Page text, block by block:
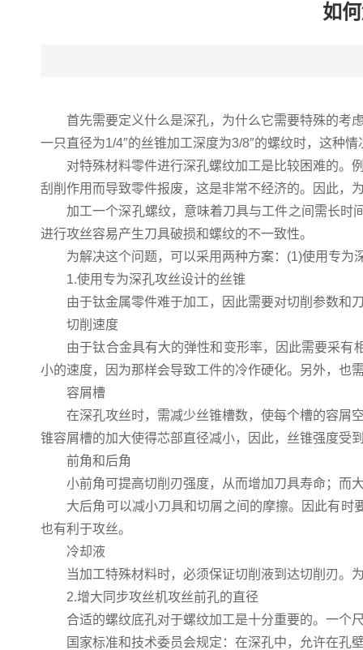
如
首先需要定义什么是深孔，为什么它需要特殊的考虑
一只直径为1/4″的丝锥加工深度为3/8″的螺纹时，这种
对特殊材料零件进行深孔螺纹加工是比较困难的。例
刮削作用而导致零件报废，这是非常不经济的。因此，
加工一个深孔螺纹，意味着刀具与工件之间需长时间
进行攻丝容易产生刀具破损和螺纹的不一致性。
为解决这个问题，可以采用两种方案：(1)使用专为
1.使用专为深孔攻丝设计的丝锥
由于钛金属零件难于加工，因此需要对切削参数和
切削速度
由于钛合金具有大的弹性和变形率，因此需要采有
小的速度，因为那样会导致工件的冷作硬化。另外，也
容屑槽
在深孔攻丝时，需减少丝锥槽数，使每个槽的容屑空
锥容屑槽的加大使得芯部直径减小，因此，丝锥强度受
前角和后角
小前角可提高切削刃强度，从而增加刀具寿命；而大
大后角可以减小刀具和切屑之间的摩擦。因此有时要
也有利于攻丝。
冷却液
当加工特殊材料时，必须保证切削液到达切削刃。为
2.增大同步攻丝机攻丝前孔的直径
合适的螺纹底孔对于螺纹加工是十分重要的。一个尺
国家标准和技术委员会规定：在深孔中，允许在孔壁